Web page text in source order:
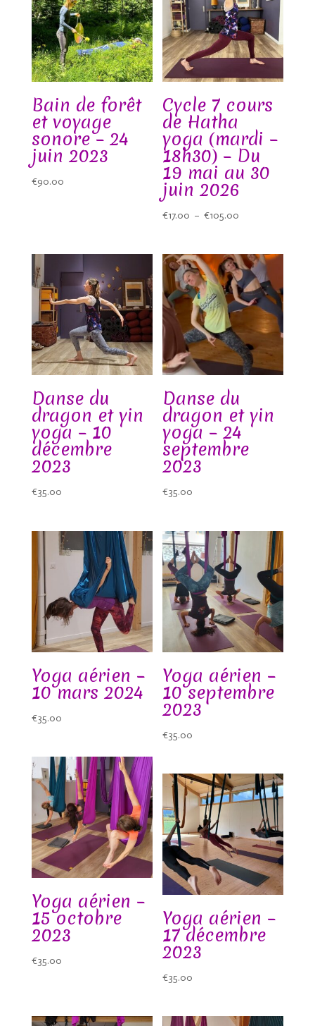
Bain de forêt
et voyage
sonore – 24
juin 2023
€90.00
Cycle 7 cours
de Hatha
yoga (mardi –
18h30) – Du
19 mai au 30
juin 2026
€17.00 – €105.00
prix :
€17.00
à
€105.00
Danse du
dragon et yin
yoga – 10
décembre
2023
€35.00
Danse du
dragon et yin
yoga – 24
septembre
2023
€35.00
Yoga aérien –
10 mars 2024
€35.00
Yoga aérien –
10 septembre
2023
€35.00
Yoga aérien –
15 octobre
2023
€35.00
Yoga aérien –
17 décembre
2023
€35.00